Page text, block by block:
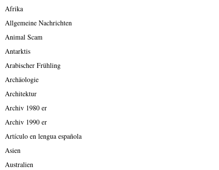
Afrika
Allgemeine Nachrichten
Animal Scam
Antarktis
Arabischer Frühling
Archäologie
Architektur
Archiv 1980 er
Archiv 1990 er
Artículo en lengua española
Asien
Australien